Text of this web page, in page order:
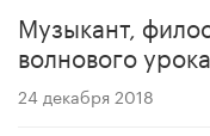
Музыкант,
волнового
24 декабря 2018